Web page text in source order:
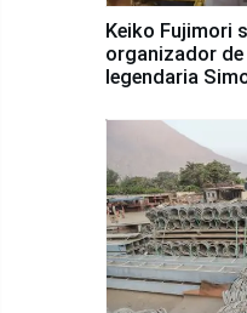
Keiko Fujimori
organizador de
legendaria